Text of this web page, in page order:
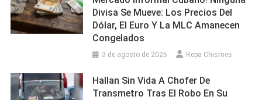
Divisa Se Mueve: Los Precios Del
Dólar, El Euro Y La MLC Amanecen
Congelados
3 de agosto de 2026 Repa Chismes
Hallan Sin Vida A Chofer De
Transmetro Tras El Robo En Su